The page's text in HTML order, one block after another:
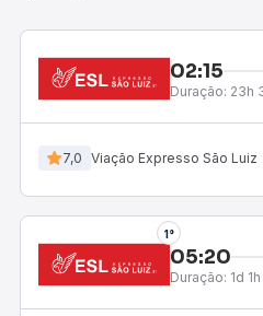
02:15
Duração: 23h
7,0 Viação Expresso São Luiz
1°
05:20
Duração: 1d 1h